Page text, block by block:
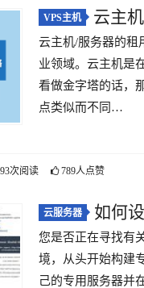
VPS主机 云主
云主机/服务器的租
业领域。云主机是
看做金字塔的话，
点类似而不同…
次阅读 789人点赞
云服务器 如何
您是否正在寻找有
境，从头开始构建
己的专用服务器并